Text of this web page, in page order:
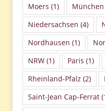
Moers (1) München
Niedersachsen (4)
Nordhausen (1)
NRW (1) Paris (1)
Rheinland-Pfalz (2)
Saint-Jean Cap-Ferrat